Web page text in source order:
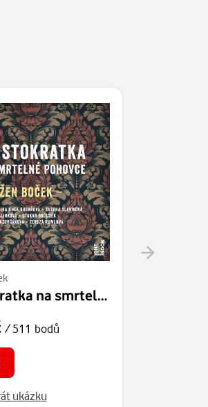
Aristokratka na smrtelné pohovce
/ 511 bodů
ukázku